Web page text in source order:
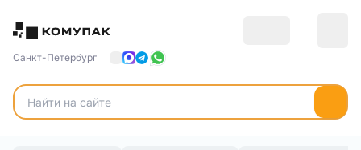
Санкт-Петербург